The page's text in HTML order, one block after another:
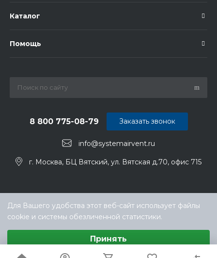
Каталог
Помощь
info@systemairvent.ru
8 800 775-08-79
г. Москва, БЦ Вятский, ул. Вятская д.70, офис 715
Заказать звонок
© ООО «ТЕХНОКЛИМАТ ИНЖИНИРИНГ», официальный
Для Вашего удобства этот веб-сайт использует файлы
cookie и системы обезличенной статистики.
Аналитические/Функциональные
Принять